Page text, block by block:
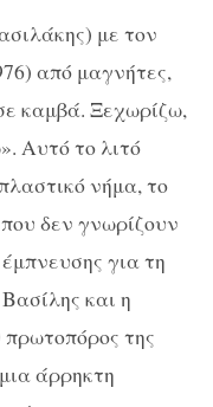
με τον
από μαγνήτες,
καμβά. Ξεχωρίζω,
Αυτό το λιτό
νήμα, το
δεν γνωρίζουν
για τη
και η
της
άρρηκτη